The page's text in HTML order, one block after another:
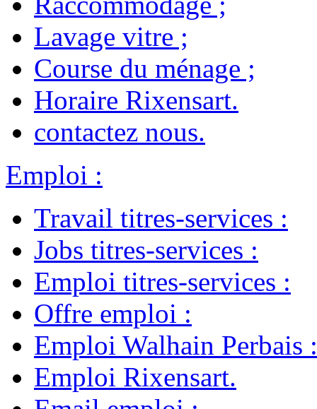
Lavage vitre ;
Course du ménage ;
Horaire Rixensart.
contactez nous.
Emploi :
Travail titres-services :
Jobs titres-services :
Emploi titres-services :
Offre emploi :
Emploi Walhain Perbais :
Emploi Rixensart.